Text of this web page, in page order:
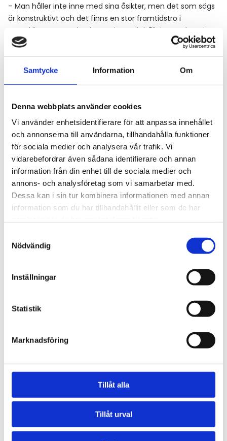
Samtycke Information Om
Denna webbplats använder cookies
Vi använder enhetsidentifierare för att anpassa innehållet
och annonserna till användarna, tillhandahålla funktioner
för sociala medier och analysera vår trafik. Vi
vidarebefordrar även sådana identifierare och annan
information från din enhet till de sociala medier och
annons- och analysföretag som vi samarbetar med.
Dessa kan i sin tur kombinera informationen med annan
information som du har tillhandahållit eller som de har
Nödvändig
Inställningar
Statistik
Marknadsföring
Tillåt alla
Tillåt urval
– Man håller inte inne med sina åsikter, men det som sägs
är konstruktivt och det finns en stor framtidstro i
utvecklingen som sker inom vinterväghållning. Nu har vi
också bättre verktyg för att genomföra mer detaljerade
analyser och utvärdera de val av åtgärder som gjorts och
vilka effekter de fått.
Ulric Långberg, samhällspolitisk chef på Sveriges
gemensamma målen om bättre vintervägar, men pekar
också på en annan viktig framtidsfråga.
– Jag tror att vi måste fortsätta jobba med attraktiviteten i
dessa uppdrag och minska de delar som skapar osäkerhet.
Tipsa redaktionen!
Tipsa oss om händelser, ämnen eller frågor
Texaco